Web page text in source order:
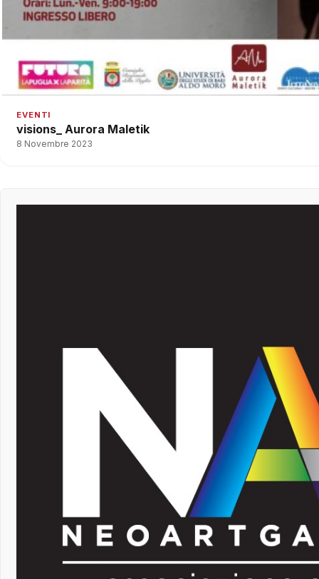
EVENTI
visions_ Aurora Maletik
8 Novembre 2023